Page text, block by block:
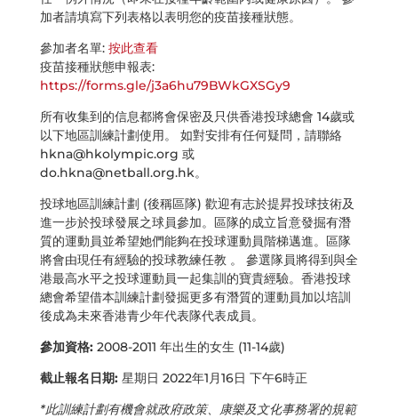
加者請填寫下列表格以表明您的疫苗接種狀態。
參加者名單: 按此查看
疫苗接種狀態申報表:
https://forms.gle/j3a6hu79BWkGXSGy9
所有收集到的信息都將會保密及只供香港投球總會 14歲或
以下地區訓練計劃使用。 如對安排有任何疑問，請聯絡
hkna@hkolympic.org 或
do.hkna@netball.org.hk。
投球地區訓練計劃 (後稱區隊) 歡迎有志於提昇投球技術及
進一步於投球發展之球員參加。區隊的成立旨意發掘有潛
質的運動員並希望她們能夠在投球運動員階梯邁進。區隊
將會由現任有經驗的投球教練任教 。 參選隊員將得到與全
港最高水平之投球運動員一起集訓的寶貴經驗。香港投球
總會希望借本訓練計劃發掘更多有潛質的運動員加以培訓
後成為未來香港青少年代表隊代表成員。
參加資格:2008-2011 年出生的女生 (11-14歲)
截止報名日期:星期日 2022年1月16日 下午6時正
*此訓練計劃有機會就政府政策、康樂及文化事務署的規範